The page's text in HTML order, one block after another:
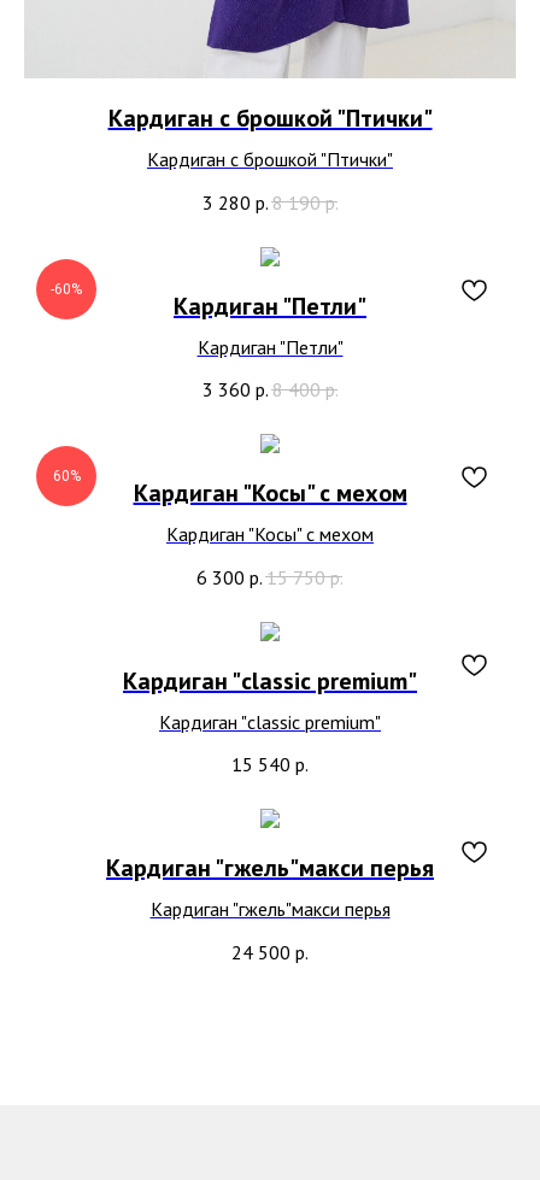
Кардиган с брошкой "Птички"
Кардиган с брошкой "Птички"
3 280 р.8 190 р.
-60%
Кардиган "Петли"
Кардиган "Петли"
3 360 р.8 400 р.
60%
Кардиган "Косы" с мехом
Кардиган "Косы" с мехом
6 300 р. 15 750 р.
Кардиган "classic premium"
Кардиган "classic premium"
15 540 р.
Кардиган "гжель"макси перья
Кардиган "гжель"макси перья
24 500 р.